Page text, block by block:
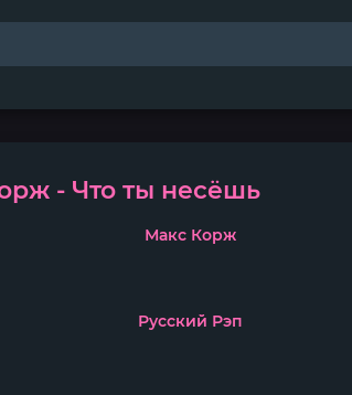
- Что ты несёшь
Макс Корж
Русский Рэп